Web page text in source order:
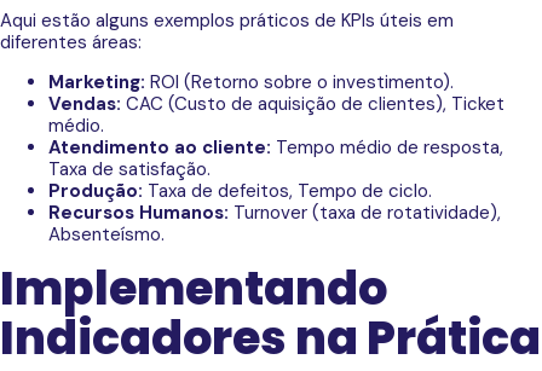
Aqui estão alguns exemplos práticos de KPIs úteis em
diferentes áreas:
Marketing: ROI (Retorno sobre o investimento).
Vendas: CAC (Custo de aquisição de clientes), Ticket
médio.
Atendimento ao cliente: Tempo médio de resposta,
Taxa de satisfação.
Produção: Taxa de defeitos, Tempo de ciclo.
Recursos Humanos: Turnover (taxa de rotatividade),
Absenteísmo.
Implementando
Indicadores na Prática